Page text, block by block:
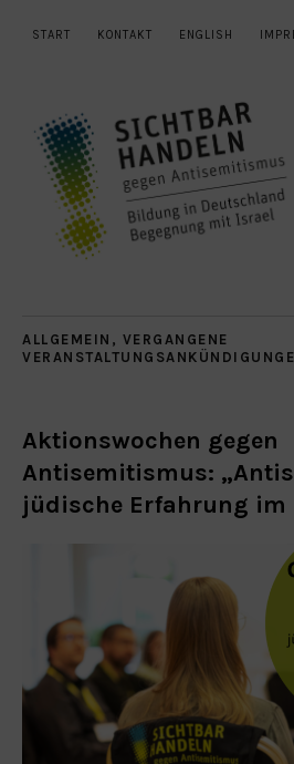
START KONTAKT ENGLISH
ALLGEMEIN , VERGANGENE
Aktionswochen gegen
Antisemitismus:
jüdische Erfahrung im